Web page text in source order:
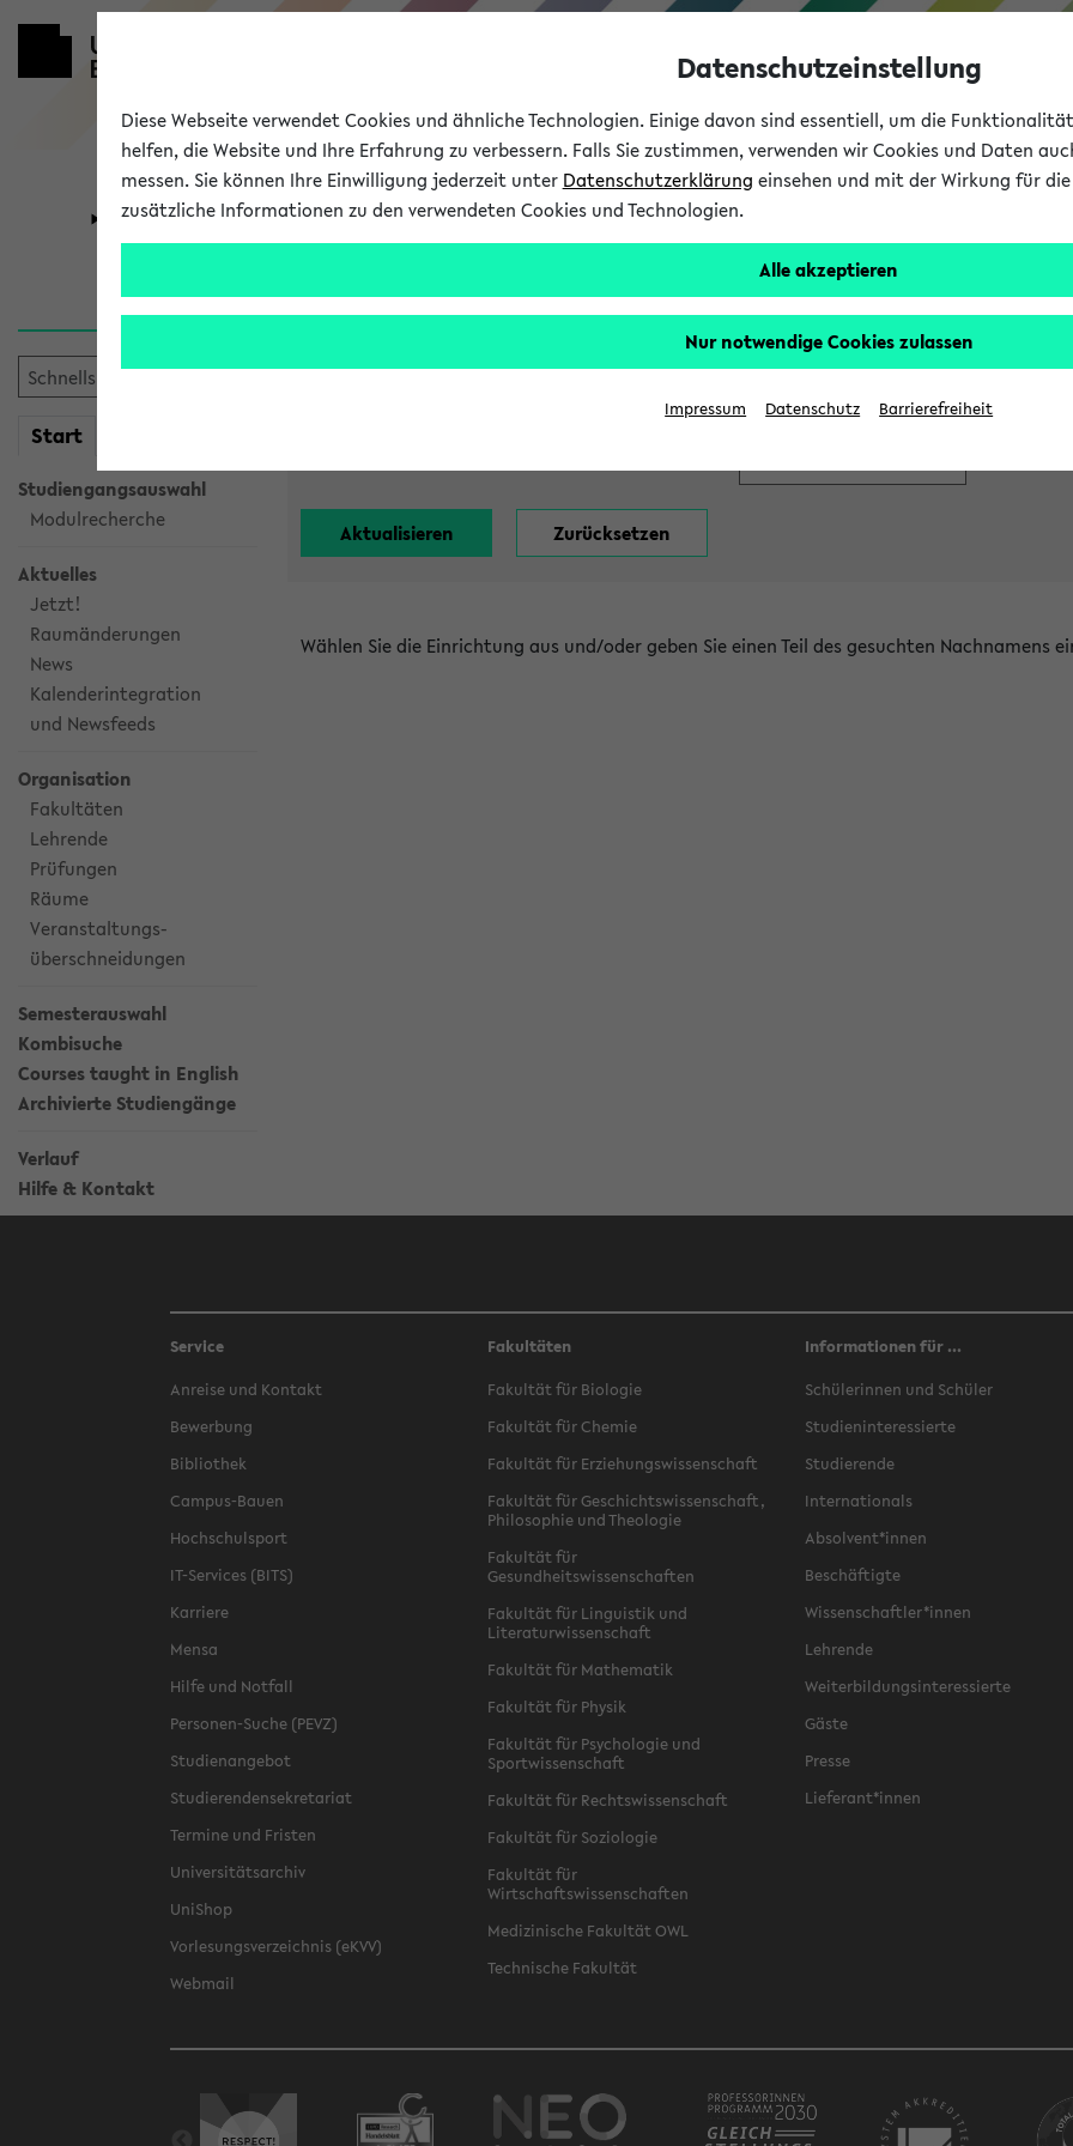
Universität Forschung Studium
Start
Studiengangsauswahl
Modulrecherche
Aktuelles
Jetzt!
Raumänderungen
News
Kalenderintegration
und Newsfeeds
Organisation
Fakultäten
Lehrende
Prüfungen
Räume
Veranstaltungs-
überschneidungen
Semesterauswahl
Kombisuche
Courses taught in English
Archivierte Studiengänge
Verlauf
Hilfe & Kontakt
Alle Lehrenden
Wählen Sie die Einrichtung aus und/oder geben Sie einen Teil des gesuchten Nachnamens
Service
Anreise und Kontakt
Bewerbung
Bibliothek
Campus-Bauen
Hochschulsport
IT-Services (BITS)
Karriere
Mensa
Hilfe und Notfall
Personen-Suche (PEVZ)
Studienangebot
Studierendensekretariat
Termine und Fristen
Universitätsarchiv
UniShop
Vorlesungsverzeichnis (eKVV)
Webmail
Fakultäten
Fakultät für Biologie
Fakultät für Chemie
Fakultät für Erziehungswissenschaft
Fakultät für Geschichtswissenschaft,
Philosophie und Theologie
Fakultät für
Gesundheitswissenschaften
Fakultät für Linguistik und
Literaturwissenschaft
Fakultät für Mathematik
Fakultät für Physik
Fakultät für Psychologie und
Sportwissenschaft
Fakultät für Rechtswissenschaft
Fakultät für Soziologie
Fakultät für
Wirtschaftswissenschaften
Medizinische Fakultät OWL
Technische Fakultät
Informationen für ...
Schülerinnen und Schüler
Studieninteressierte
Studierende
Internationals
Absolvent*innen
Beschäftigte
Wissenschaftler*innen
Lehrende
Weiterbildungsinteressierte
Gäste
Presse
Lieferant*innen
Datenschutzeinstellung
Diese Webseite verwendet Cookies und ähnliche Technologien. Einige davon sind essentiell, um die
helfen, die Website und Ihre Erfahrung zu verbessern. Falls Sie zustimmen, verwenden wir Cookies und Daten
messen. Sie können Ihre Einwilligung jederzeit unter Datenschutzerklärung einsehen und mit der Wirkung für
zusätzliche Informationen zu den verwendeten Cookies und Technologien.
Alle akzeptieren
Nur notwendige Cookies zulassen
Impressum Datenschutz Barrierefreiheit